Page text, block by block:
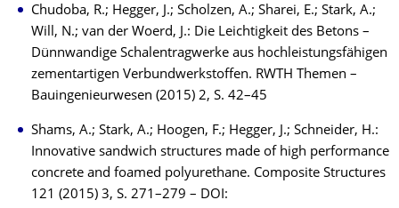
Chudoba, R.; Hegger, J.; Scholzen, A.; Sharei, E.; Stark, A.;
Will, N.; van der Woerd, J.: Die Leichtigkeit des Betons –
Dünnwandige Schalentragwerke aus hochleistungsfähigen
zementartigen Verbundwerkstoffen. RWTH Themen –
Bauingenieurwesen (2015) 2, S. 42–45
Shams, A.; Stark, A.; Hoogen, F.; Hegger, J.; Schneider, H.:
Innovative sandwich structures made of high performance
concrete and foamed polyurethane. Composite Structures
121 (2015) 3, S. 271–279 – DOI: